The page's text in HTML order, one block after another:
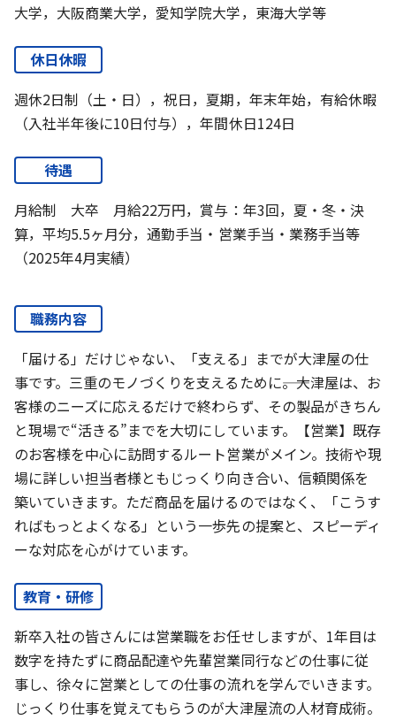
大学，大阪商業大学，愛知学院大学，東海大学等
休日休暇
週休2日制（土・日），祝日，夏期，年末年始，有給休暇
（入社半年後に10日付与），年間休日124日
待遇
月給制 大卒 月給22万円，賞与：年3回，夏・冬・決
算，平均5.5ヶ月分，通勤手当・営業手当・業務手当等
（2025年4月実績）
職務内容
「届ける」だけじゃない、「支える」までが大津屋の仕
事です。三重のモノづくりを支えるために――。大津屋は、お
客様のニーズに応えるだけで終わらず、その製品がきちん
と現場で“活きる”までを大切にしています。【営業】既存
のお客様を中心に訪問するルート営業がメイン。技術や現
場に詳しい担当者様ともじっくり向き合い、信頼関係を
築いていきます。ただ商品を届けるのではなく、「こうす
ればもっとよくなる」という一歩先の提案と、スピーディ
ーな対応を心がけています。
教育・研修
新卒入社の皆さんには営業職をお任せしますが、1年目は
数字を持たずに商品配達や先輩営業同行などの仕事に従
事し、徐々に営業としての仕事の流れを学んでいきます。
じっくり仕事を覚えてもらうのが大津屋流の人材育成術。